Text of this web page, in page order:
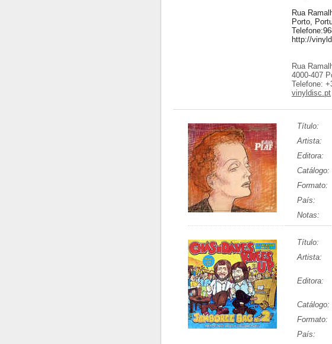
Rua
Porto,
http://
Rua
4000-407
Telefone:
vinyldisc.pt
Título:
Artista:
Editora:
Catálogo:
Formato:
País:
Notas:
Título:
Artista:
Editora:
Catálogo:
Formato:
País: